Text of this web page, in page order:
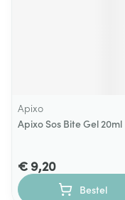
Apixo
Apixo Sos Bite Gel 20ml
€ 9,20
Bestel